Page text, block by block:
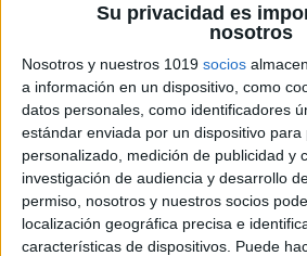
Su privacidad es
nosotros
Nosotros y nuestros 1019 socios
a información en un dispositivo, como
datos personales, como identificadores
estándar enviada por un dispositivo
personalizado, medición de publicidad y
investigación de audiencia y desarrollo
permiso, nosotros y nuestros socios
localización geográfica precisa e
características de dispositivos. Puede
que decidí hacer un material más
motivador para ellos.